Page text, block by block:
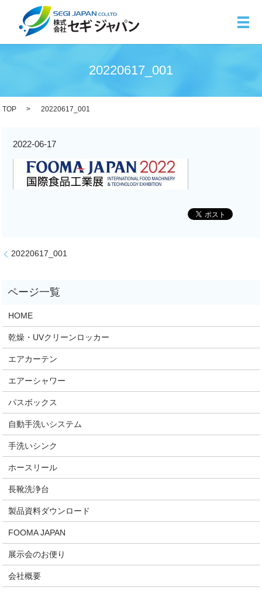
メ
20220617_001
TOP 20220617_001
2022-06-17
20220617_001
HOME
乾燥・UVクリーンロッカー
エアカーテン
エアーシャワー
パスボックス
自動手洗いシステム
手洗いシンク
ホースリール
長靴洗浄台
製品資料ダウンロード
FOOMA JAPAN
展示会のお便り
会社概要